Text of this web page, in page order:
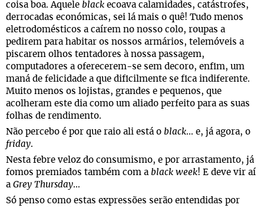
coisa boa. Aquele black ecoava calamidades, catástrofes,
derrocadas económicas, sei lá mais o quê! Tudo menos
eletrodomésticos a caírem no nosso colo, roupas a
pedirem para habitar os nossos armários, telemóveis a
piscarem olhos tentadores à nossa passagem,
computadores a oferecerem-se sem decoro, enfim, um
maná de felicidade a que dificilmente se fica indiferente.
Muito menos os lojistas, grandes e pequenos, que
acolheram este dia como um aliado perfeito para as suas
folhas de rendimento.
Não percebo é por que raio ali está o black… e, já agora, o
friday.
Nesta febre veloz do consumismo, e por arrastamento, já
fomos premiados também com a black week! E deve vir aí
a Grey Thursday…
Só penso como estas expressões serão entendidas por